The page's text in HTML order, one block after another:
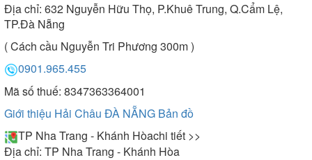
Địa chỉ: 632 Nguyễn Hữu Thọ, P.Khuê Trung, Q.Cẩm Lệ,
TP.Đà Nẵng
( Cách cầu Nguyễn Tri Phương 300m )
0901.965.455
Mã số thuế: 8347363364001
Giới thiệu Hải Châu ĐÀ NẴNG Bản đồ
TP Nha Trang - Khánh Hòachi tiết >>
Địa chỉ: TP Nha Trang - Khánh Hòa